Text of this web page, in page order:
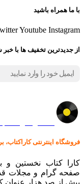
با ما همراه باشید
Youtube Instagram
از جدیدترین تخفیف ها با
فروشگاه اینترنتی کاراکتاب،
کارا کتاب نخستین و
صفحه گرام و مجلات
بیش از صد هزار عنوان